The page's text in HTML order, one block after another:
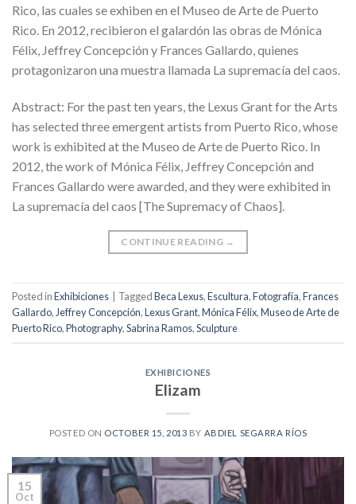
Rico, las cuales se exhiben en el Museo de Arte de Puerto
Rico. En 2012, recibieron el galardón las obras de Mónica
Félix, Jeffrey Concepción y Frances Gallardo, quienes
protagonizaron una muestra llamada La supremacía del caos.
Abstract: For the past ten years, the Lexus Grant for the Arts
has selected three emergent artists from Puerto Rico, whose
work is exhibited at the Museo de Arte de Puerto Rico. In
2012, the work of Mónica Félix, Jeffrey Concepción and
Frances Gallardo were awarded, and they were exhibited in
La supremacía del caos [The Supremacy of Chaos].
CONTINUE READING →
Posted inExhibiciones TaggedBeca Lexus,Escultura,Fotografía,Frances
Gallardo, Jeffrey Concepción,Lexus Grant,Mónica Félix,Museo de Arte de
Puerto Rico,Photography,Sabrina Ramos,Sculpture
EXHIBICIONES
Elizam
POSTED ON OCTOBER 15, 2013 BY ABDIEL SEGARRA RÍOS
15
Oct